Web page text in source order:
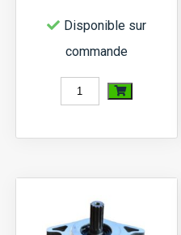
Disponible sur
commande
quantité
Pompe